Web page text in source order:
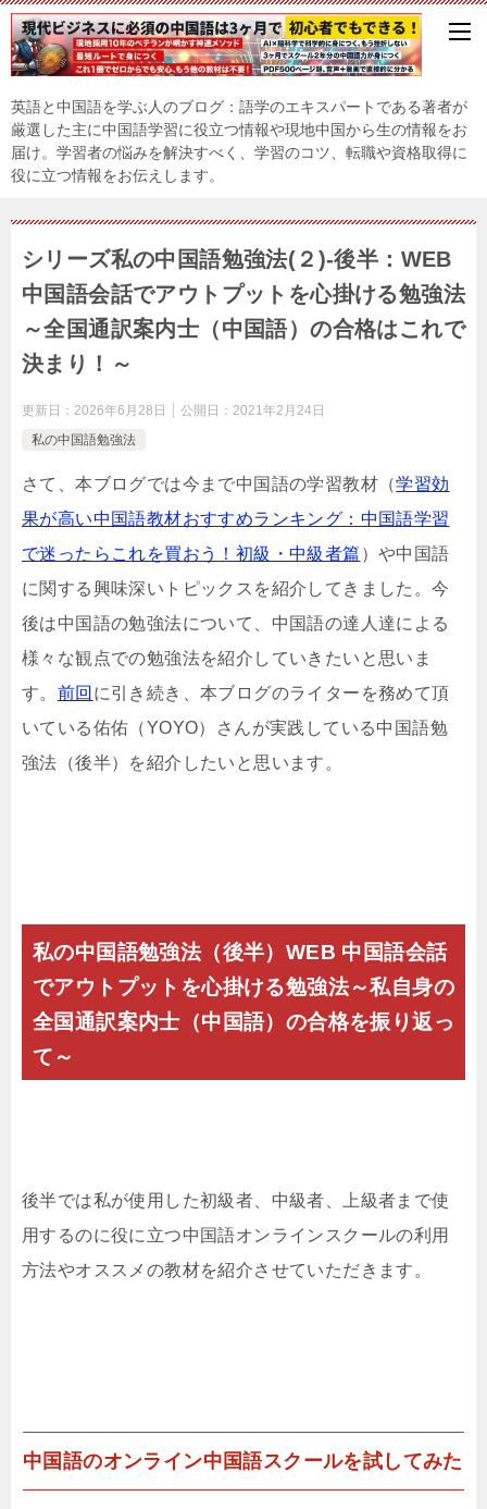
英語と中国語を学ぶ人のブログ：語学のエキスパートである著者が
厳選した主に中国語学習に役立つ情報や現地中国から生の情報をお
届け。学習者の悩みを解決すべく、学習のコツ、転職や資格取得に
役に立つ情報をお伝えします。
シリーズ私の中国語勉強法(２)-後半：WEB
中国語会話でアウトプットを心掛ける勉強法
～全国通訳案内士（中国語）の合格はこれで
決まり！～
更新日： 2026年6月28日 公開日： 2021年2月24日
私の中国語勉強法
さて、本ブログでは今まで中国語の学習教材（学習効
果が高い中国語教材おすすめランキング：中国語学習
で迷ったらこれを買おう！初級・中級者篇 ）や中国語
に関する興味深いトピックスを紹介してきました。今
後は中国語の勉強法について、中国語の達人達による
様々な観点での勉強法を紹介していきたいと思いま
す。 前回 に引き続き、本ブログのライターを務めて頂
いている佑佑（YOYO）さんが実践している中国語勉
強法（後半）を紹介したいと思います。
私の中国語勉強法（後半）WEB 中国語会話
でアウトプットを心掛ける勉強法～私自身の
全国通訳案内士（中国語）の合格を振り返っ
て～
後半では私が使用した初級者、中級者、上級者まで使
用するのに役に立つ中国語オンラインスクールの利用
方法やオススメの教材を紹介させていただきます。
中国語のオンライン中国語スクールを試してみた